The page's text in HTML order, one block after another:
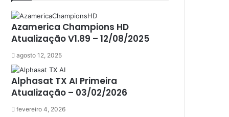
Azamerica S1007 New
Azamerica S1007 Plus
Azamerica S1009
Azamerica S1009 Plus
Azamerica S2005
Azamerica S2010
Azamerica S2015
Azamerica S922
Azamerica S922 Mini
Azamerica Champions HD
Atualização V1.89 – 12/08/2025
agosto 12, 2025
Alphasat TX AI Primeira
Atualização – 03/02/2026
fevereiro 4, 2026